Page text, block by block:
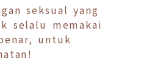
seksual yang
selalu memakai
untuk